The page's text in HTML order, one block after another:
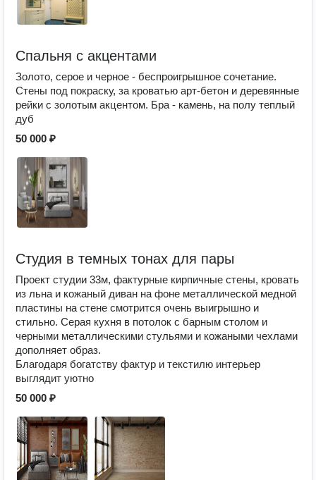
Спальня с акцентами
Золото, серое и черное - беспроигрышное сочетание.
Стены под покраску, за кроватью арт-бетон и деревянные
рейки с золотым акцентом. Бра - камень, на полу теплый
дуб
50 000 ₽
Студия в темных тонах для пары
Проект студии 33м, фактурные кирпичные стены, кровать
из льна и кожаный диван на фоне металлической медной
пластины на стене смотрится очень выигрышно и
стильно. Серая кухня в потолок с барным столом и
черными металлическими стульями и кожаными чехлами
дополняет образ.
Благодаря богатству фактур и текстилю интерьер
выглядит уютно
50 000 ₽